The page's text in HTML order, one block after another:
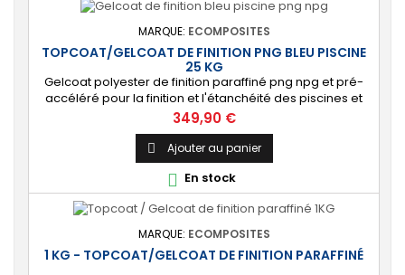
MARQUE: ECOMPOSITES
TOPCOAT/GELCOAT DE FINITION PNG BLEU PISCINE
25 KG
Gelcoat polyester de finition paraffiné png npg et pré-
accéléré pour la finition et l'étanchéité des piscines et
bassins. [Finition] : Fournit une couche extérieure lisse
brillante qualité immersion. [Étanche] : Étanchéifie votre
stratification résine et fibre de verre. Livré avec son
catalyseur PMEC 50 cl
Prix
349,90 €
 Ajouter au panier
 En stock
MARQUE: ECOMPOSITES
1 KG - TOPCOAT/GELCOAT DE FINITION PARAFFINÉ